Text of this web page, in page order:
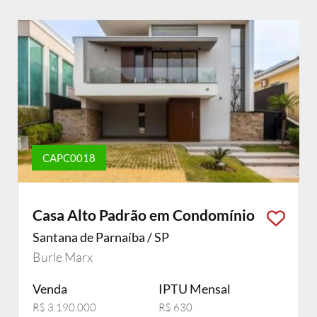
CAPC0018
Casa Alto Padrão em Condomínio
Santana de Parnaíba / SP
Burle Marx
Venda
R$ 3.190.000
IPTU Mensal
R$ 630